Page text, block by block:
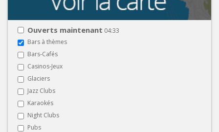
Ouverts maintenant 04:33
Bars à thèmes
Bars-Cafés
Casinos-Jeux
Glaciers
Jazz Clubs
Karaokés
Night Clubs
Pubs